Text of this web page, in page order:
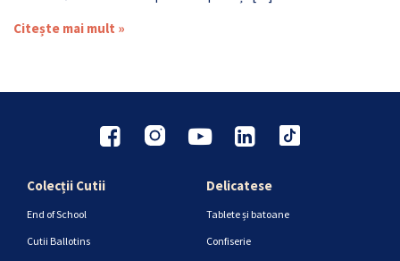
Citește mai mult »
Colecții Cutii
End of School
Cutii Ballotins
Delicatese
Tablete și batoane
Confiserie